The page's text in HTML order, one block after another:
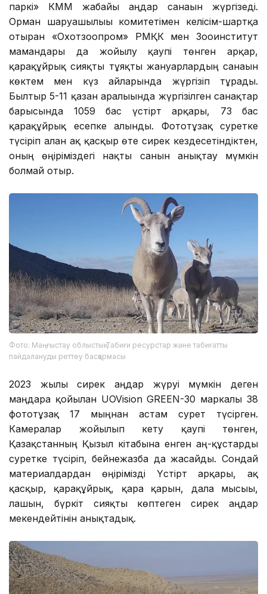
паркі» КММ жабайы аңдар санағын жүргізеді.
Орман шаруашылығы комитетімен келісім-шартқа
отырған «Охотзоопром» РМҚК мен Зооинститут
мамандары да жойылу қаупі төнген арқар,
қарақұйрық сияқты тұяқты жануарлардың санағын
көктем мен күз айларында жүргізіп тұрады.
Былтыр 5-11 қазан аралығында жүргізілген санақтар
барысында 1059 бас үстірт арқары, 73 бас
қарақұйрық есепке алынды. Фототұзақ суретке
түсіріп алған ақ қасқыр өте сирек кездесетіндіктен,
оның өңіріміздегі нақты санын анықтау мүмкін
болмай отыр.
Фото: Маңғыстау облыстық Табиғи ресурстар және табиғатты
пайдалануды реттеу басқармасы
2023 жылы сирек аңдар жүруі мүмкін деген
маңдарға қойылған UOVision GREEN-30 маркалы 38
фототұзақ 17 мыңнан астам сурет түсірген.
Камералар жойылып кету қаупі төнген,
Қазақстанның Қызыл кітабына енген аң-құстарды
суретке түсіріп, бейнежазба да жасайды. Сондай
материалдардан өңірімізді Үстірт арқары, ақ
қасқыр, қарақұйрық, қара қарын, дала мысығы,
лашын, бүркіт сияқты көптеген сирек аңдар
мекендейтінін анықтадық.